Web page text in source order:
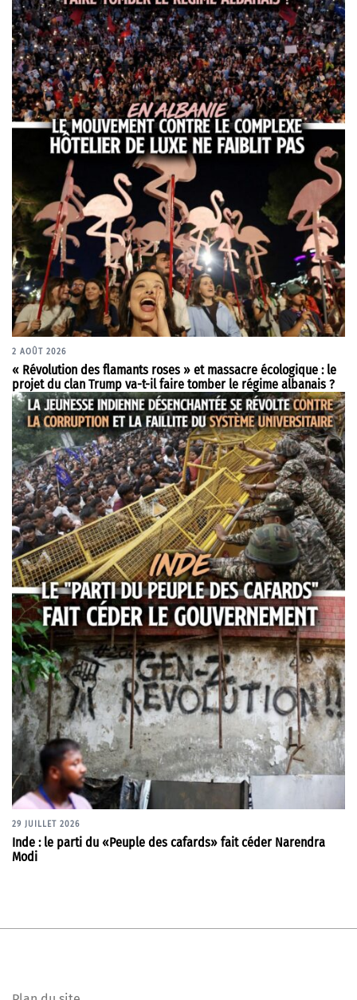
2 AOÛT 2026
« Révolution des flamants roses » et massacre écologique : le
projet du clan Trump va-t-il faire tomber le régime albanais ?
29 JUILLET 2026
Inde : le parti du «Peuple des cafards» fait céder Narendra
Modi